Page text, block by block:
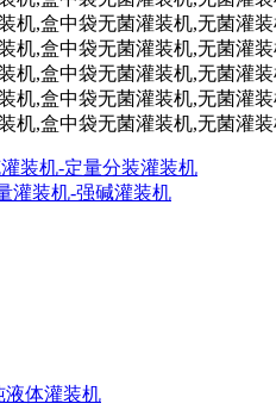
装机-定量分装灌装机
灌装机-强碱灌装机
液体灌装机